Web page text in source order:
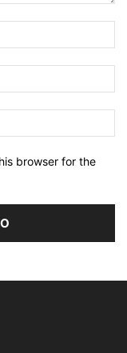
browser for the